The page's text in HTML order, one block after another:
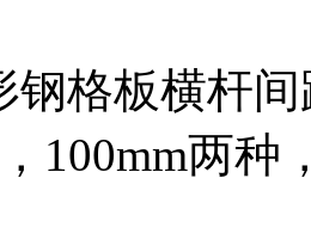
格板横杆间
100mm两